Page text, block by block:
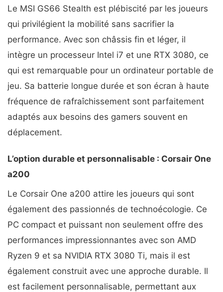
Le MSI GS66 Stealth est plébiscité par les joueurs
qui privilégient la mobilité sans sacrifier la
performance. Avec son châssis fin et léger, il
intègre un processeur Intel i7 et une RTX 3080, ce
qui est remarquable pour un ordinateur portable de
jeu. Sa batterie longue durée et son écran à haute
fréquence de rafraîchissement sont parfaitement
adaptés aux besoins des gamers souvent en
déplacement.
L’option durable et personnalisable : Corsair One
a200
Le Corsair One a200 attire les joueurs qui sont
également des passionnés de technoécologie. Ce
PC compact et puissant non seulement offre des
performances impressionnantes avec son AMD
Ryzen 9 et sa NVIDIA RTX 3080 Ti, mais il est
également construit avec une approche durable. Il
est facilement personnalisable, permettant aux